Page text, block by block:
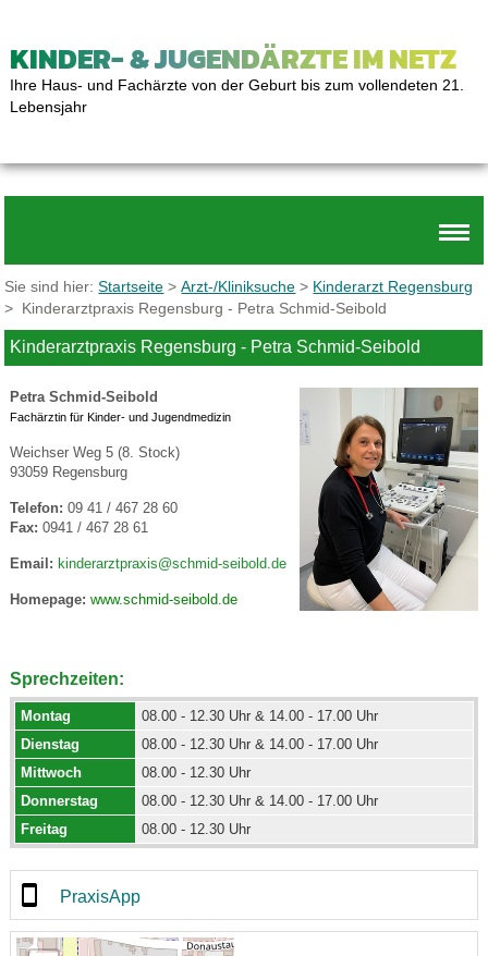
KINDER- & JUGENDÄRZTE IM NETZ
Ihre Haus- und Fachärzte von der Geburt bis zum vollendeten 21.
Lebensjahr
Sie sind hier:Startseite >Arzt-/Kliniksuche > Kinderarzt Regensburg
> Kinderarztpraxis Regensburg - Petra Schmid-Seibold
Kinderarztpraxis Regensburg - Petra Schmid-Seibold
Petra Schmid-Seibold
Fachärztin für Kinder- und Jugendmedizin
Weichser Weg 5 (8. Stock)
93059 Regensburg
Telefon: 09 41 / 467 28 60
Fax: 0941 / 467 28 61
Email: kinderarztpraxis@schmid-seibold.de
Homepage: www.schmid-seibold.de
Sprechzeiten:
Montag
08.00 - 12.30 Uhr & 14.00 - 17.00 Uhr
Dienstag
08.00 - 12.30 Uhr & 14.00 - 17.00 Uhr
Mittwoch
08.00 - 12.30 Uhr
Donnerstag
08.00 - 12.30 Uhr & 14.00 - 17.00 Uhr
Freitag
08.00 - 12.30 Uhr
PraxisApp